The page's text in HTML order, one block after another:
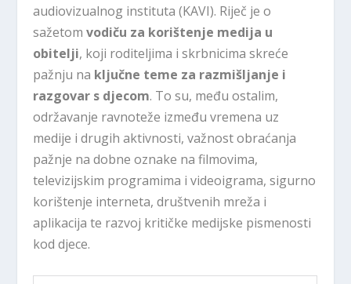
audiovizualnog instituta (KAVI). Riječ je o
sažetomvodiču za korištenje medija u
obitelji, koji roditeljima i skrbnicima skreće
pažnju na ključne teme za razmišljanje i
razgovar s djecom. To su, među ostalim,
održavanje ravnoteže između vremena uz
medije i drugih aktivnosti, važnost obraćanja
pažnje na dobne oznake na filmovima,
televizijskim programima i videoigrama, sigurno
korištenje interneta, društvenih mreža i
aplikacija te razvoj kritičke medijske pismenosti
kod djece.